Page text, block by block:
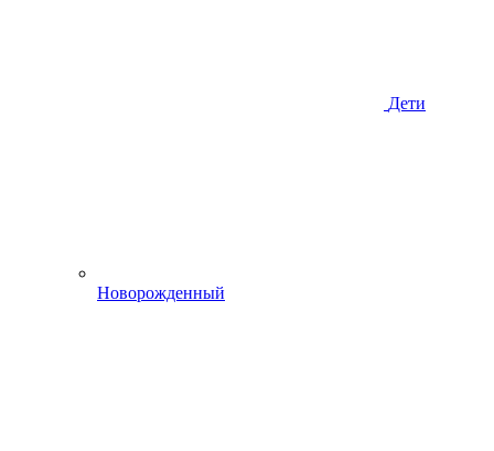
Дети
Новорожденный